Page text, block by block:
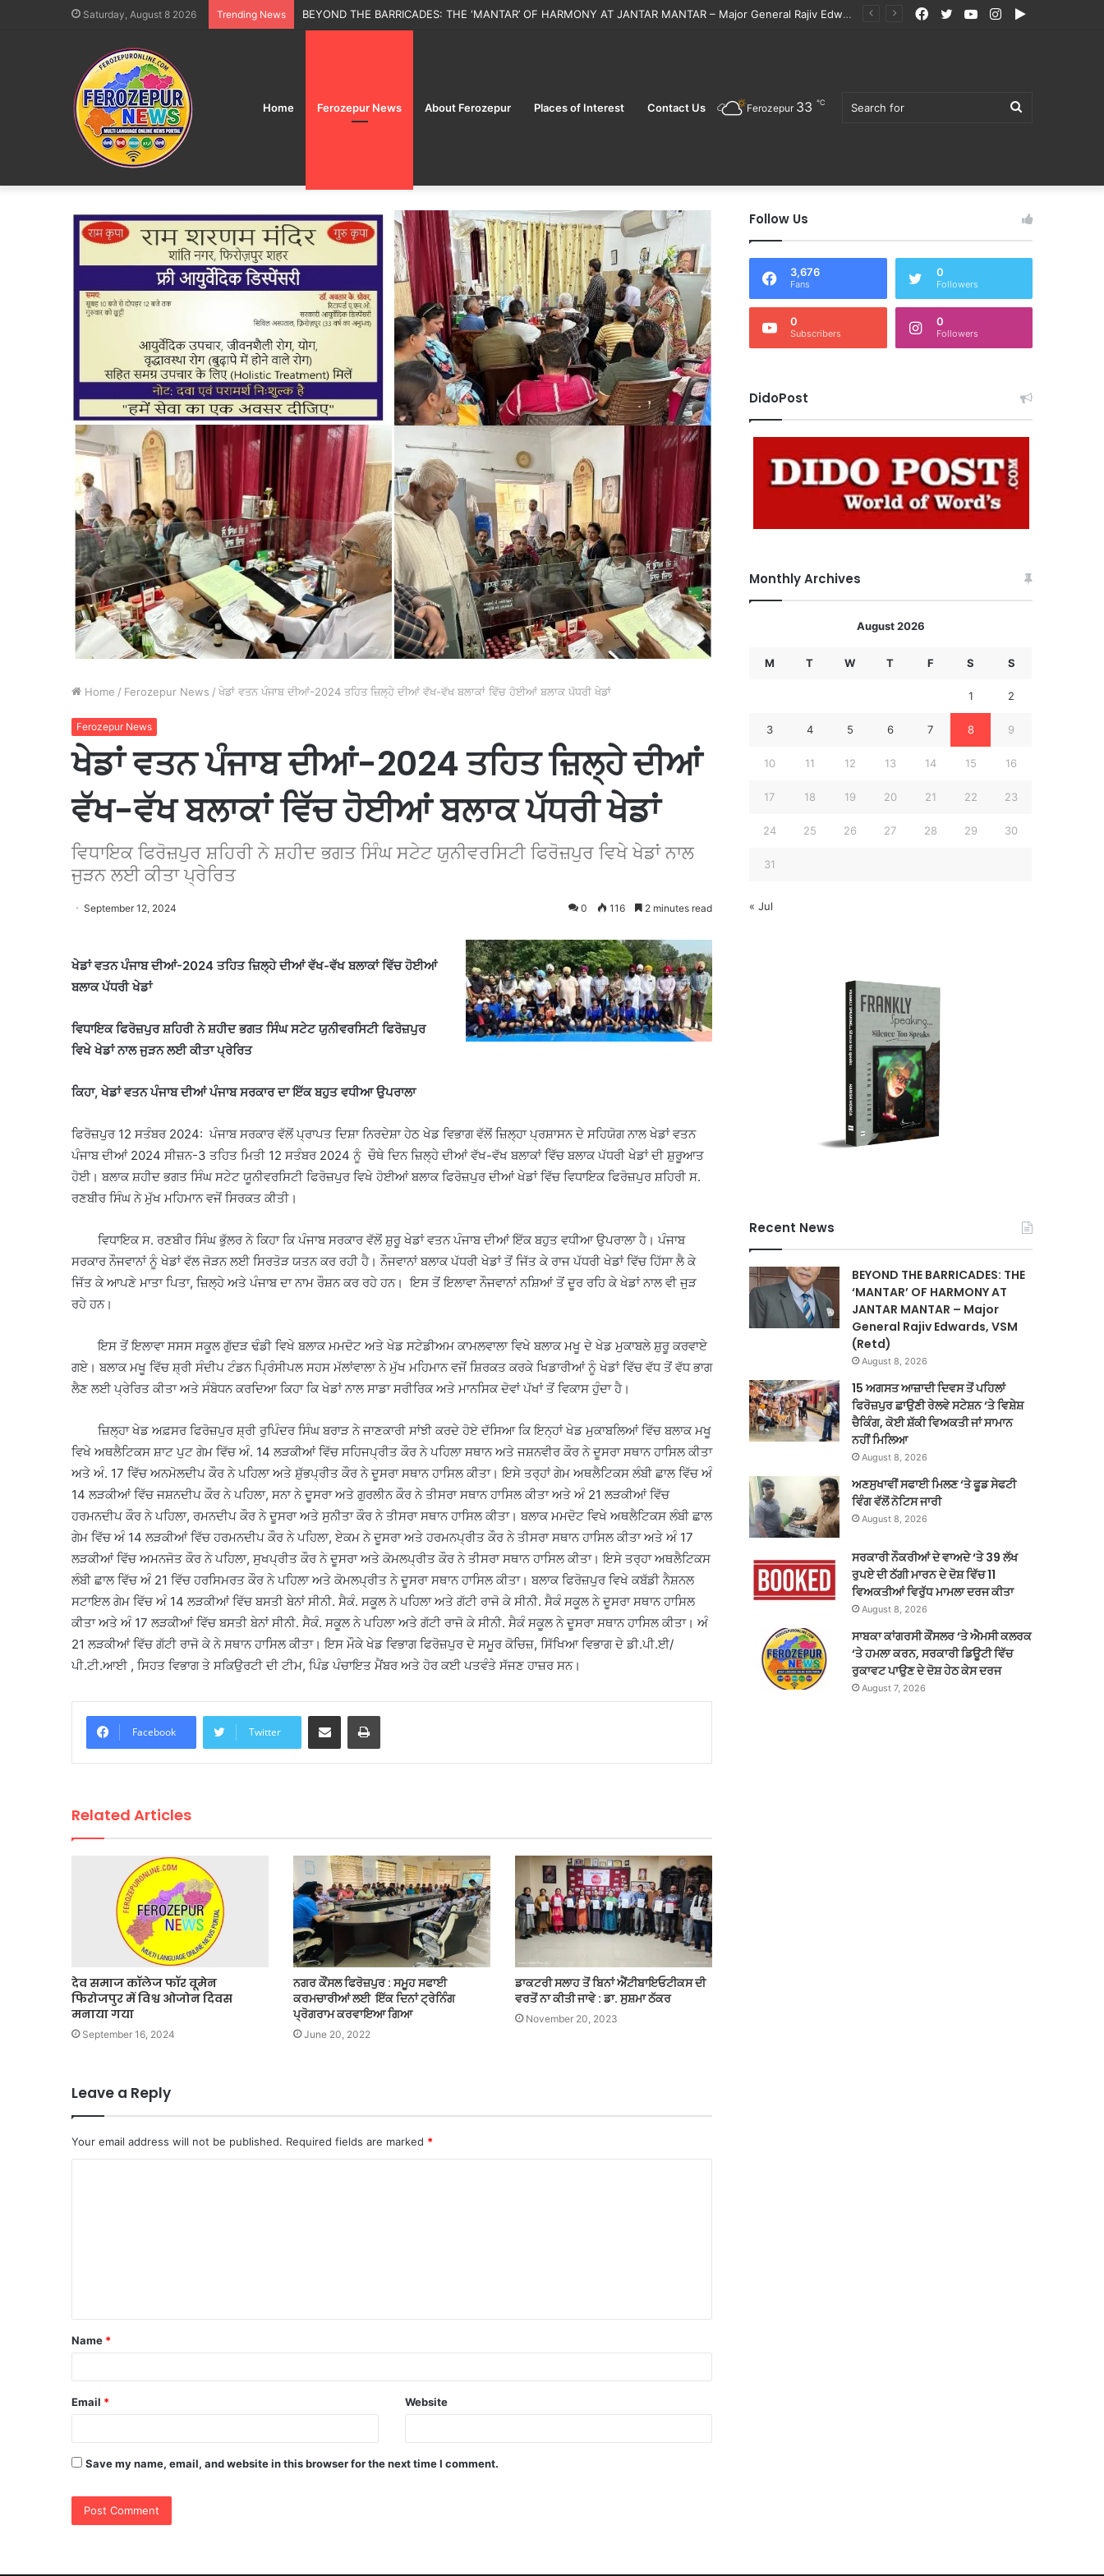
Saturday, August 8 2026 Trending News 15 ਅਗਸਤ ਆਜ਼ਾਦੀ ਦਿਵਸ ਤੋਂ ਪਹਿਲਾਂ ਫਿਰੋਜ਼ਪੁਰ ਛਾਉਣੀ ਰੇਲਵੇ ਸਟੇਸ਼ਨ ‘ਤੇ ਵਿਸ਼ੇਸ਼ ਚੈਕਿੰਗ, ਕੋਈ ਸ਼ੱਕੀ ਵਿਅਕਤੀ ਜਾਂ ਸਾਮਾਨ ਨਹੀਂ ਮਿਲਿਆ
Google
Instagram
YouTube
Twitter
Facebook
Home Ferozepur News About Ferozepur Places of Interest Contact Us Search
for
Ferozepur 33 ℃
Home / Ferozepur News / ਖੇਡਾਂ ਵਤਨ ਪੰਜਾਬ ਦੀਆਂ-2024 ਤਹਿਤ ਜ਼ਿਲ੍ਹੇ ਦੀਆਂ ਵੱਖ-ਵੱਖ ਬਲਾਕਾਂ ਵਿੱਚ ਹੋਈਆਂ ਬਲਾਕ ਪੱਧਰੀ ਖੇਡਾਂ
Ferozepur News
ਖੇਡਾਂ ਵਤਨ ਪੰਜਾਬ ਦੀਆਂ-2024 ਤਹਿਤ ਜ਼ਿਲ੍ਹੇ ਦੀਆਂ
ਵੱਖ-ਵੱਖ ਬਲਾਕਾਂ ਵਿੱਚ ਹੋਈਆਂ ਬਲਾਕ ਪੱਧਰੀ ਖੇਡਾਂ
ਵਿਧਾਇਕ ਫਿਰੋਜ਼ਪੁਰ ਸ਼ਹਿਰੀ ਨੇ ਸ਼ਹੀਦ ਭਗਤ ਸਿੰਘ ਸਟੇਟ ਯੁਨੀਵਰਸਿਟੀ ਫਿਰੋਜ਼ਪੁਰ ਵਿਖੇ ਖੇਡਾਂ ਨਾਲ
ਜੁੜਨ ਲਈ ਕੀਤਾ ਪ੍ਰੇਰਿਤ
September 12, 2024 0 116 2 minutes read
ਖੇਡਾਂ ਵਤਨ ਪੰਜਾਬ ਦੀਆਂ-2024 ਤਹਿਤ ਜ਼ਿਲ੍ਹੇ ਦੀਆਂ ਵੱਖ-ਵੱਖ ਬਲਾਕਾਂ ਵਿੱਚ ਹੋਈਆਂ
ਬਲਾਕ ਪੱਧਰੀ ਖੇਡਾਂ
ਵਿਧਾਇਕ ਫਿਰੋਜ਼ਪੁਰ ਸ਼ਹਿਰੀ ਨੇ ਸ਼ਹੀਦ ਭਗਤ ਸਿੰਘ ਸਟੇਟ ਯੁਨੀਵਰਸਿਟੀ ਫਿਰੋਜ਼ਪੁਰ
ਵਿਖੇ ਖੇਡਾਂ ਨਾਲ ਜੁੜਨ ਲਈ ਕੀਤਾ ਪ੍ਰੇਰਿਤ
ਕਿਹਾ, ਖੇਡਾਂ ਵਤਨ ਪੰਜਾਬ ਦੀਆਂ ਪੰਜਾਬ ਸਰਕਾਰ ਦਾ ਇੱਕ ਬਹੁਤ ਵਧੀਆ ਉਪਰਾਲਾ
ਫਿਰੋਜ਼ਪੁਰ 12 ਸਤੰਬਰ 2024: ਪੰਜਾਬ ਸਰਕਾਰ ਵੱਲੋਂ ਪ੍ਰਾਪਤ ਦਿਸ਼ਾ ਨਿਰਦੇਸ਼ਾ ਹੇਠ ਖੇਡ ਵਿਭਾਗ ਵੱਲੋਂ ਜ਼ਿਲ੍ਹਾ ਪ੍ਰਸ਼ਾਸਨ ਦੇ ਸਹਿਯੋਗ ਨਾਲ ਖੇਡਾਂ ਵਤਨ
ਪੰਜਾਬ ਦੀਆਂ 2024 ਸੀਜ਼ਨ-3 ਤਹਿਤ ਮਿਤੀ 12 ਸਤੰਬਰ 2024 ਨੂੰ ਚੌਥੇ ਦਿਨ ਜ਼ਿਲ੍ਹੇ ਦੀਆਂ ਵੱਖ-ਵੱਖ ਬਲਾਕਾਂ ਵਿੱਚ ਬਲਾਕ ਪੱਧਰੀ ਖੇਡਾਂ ਦੀ ਸ਼ੁਰੂਆਤ
ਹੋਈ। ਬਲਾਕ ਸ਼ਹੀਦ ਭਗਤ ਸਿੰਘ ਸਟੇਟ ਯੂਨੀਵਰਸਿਟੀ ਫਿਰੋਜ਼ਪੁਰ ਵਿਖੇ ਹੋਈਆਂ ਬਲਾਕ ਫਿਰੋਜ਼ਪੁਰ ਦੀਆਂ ਖੇਡਾਂ ਵਿੱਚ ਵਿਧਾਇਕ ਫਿਰੋਜ਼ਪੁਰ ਸ਼ਹਿਰੀ ਸ.
ਰਣਬੀਰ ਸਿੰਘ ਨੇ ਮੁੱਖ ਮਹਿਮਾਨ ਵਜੋਂ ਸਿਰਕਤ ਕੀਤੀ।
ਵਿਧਾਇਕ ਸ. ਰਣਬੀਰ ਸਿੰਘ ਭੁੱਲਰ ਨੇ ਕਿਹਾ ਕਿ ਪੰਜਾਬ ਸਰਕਾਰ ਵੱਲੋਂ ਸ਼ੁਰੂ ਖੇਡਾਂ ਵਤਨ ਪੰਜਾਬ ਦੀਆਂ ਇੱਕ ਬਹੁਤ ਵਧੀਆ ਉਪਰਾਲਾ ਹੈ। ਪੰਜਾਬ
ਸਰਕਾਰ ਨੌਜਵਾਨਾਂ ਨੂੰ ਖੇਡਾਂ ਵੱਲ ਜੋੜਨ ਲਈ ਸਿਰਤੋੜ ਯਤਨ ਕਰ ਰਹੀ ਹੈ। ਨੌਜਵਾਨਾਂ ਬਲਾਕ ਪੱਧਰੀ ਖੇਡਾਂ ਤੋਂ ਜਿੱਤ ਕੇ ਰਾਜ ਪੱਧਰੀ ਖੇਡਾਂ ਵਿੱਚ ਹਿੱਸਾ ਲੈ ਕੇ
ਜਿੱਤ ਕੇ ਆਪਣੇ ਮਾਤਾ ਪਿਤਾ, ਜ਼ਿਲ੍ਹੇ ਅਤੇ ਪੰਜਾਬ ਦਾ ਨਾਮ ਰੌਸ਼ਨ ਕਰ ਰਹੇ ਹਨ। ਇਸ ਤੋਂ ਇਲਾਵਾ ਨੌਜਵਾਨਾਂ ਨਸ਼ਿਆਂ ਤੋਂ ਦੂਰ ਰਹਿ ਕੇ ਖੇਡਾਂ ਨਾਲ ਵੀ ਜੁੜ
ਰਹੇ ਹਨ।
ਇਸ ਤੋਂ ਇਲਾਵਾ ਸਸਸ ਸਕੂਲ ਗੁੱਦੜ ਢੰਡੀ ਵਿਖੇ ਬਲਾਕ ਮਮਦੋਟ ਅਤੇ ਖੇਡ ਸਟੇਡੀਅਮ ਕਾਮਲਵਾਲਾ ਵਿਖੇ ਬਲਾਕ ਮਖੂ ਦੇ ਖੇਡ ਮੁਕਾਬਲੇ ਸ਼ੁਰੂ ਕਰਵਾਏ
ਗਏ। ਬਲਾਕ ਮਖੂ ਵਿੱਚ ਸ਼੍ਰੀ ਸੰਦੀਪ ਟੰਡਨ ਪ੍ਰਿੰਸੀਪਲ ਸਹਸ ਮੱਲਾਂਵਾਲਾ ਨੇ ਮੁੱਖ ਮਹਿਮਾਨ ਵਜੋਂ ਸ਼ਿਰਕਤ ਕਰਕੇ ਖਿਡਾਰੀਆਂ ਨੂੰ ਖੇਡਾਂ ਵਿੱਚ ਵੱਧ ਤੋਂ ਵੱਧ ਭਾਗ
ਲੈਣ ਲਈ ਪ੍ਰੇਰਿਤ ਕੀਤਾ ਅਤੇ ਸੰਬੋਧਨ ਕਰਦਿਆ ਕਿਹਾ ਕਿ ਖੇਡਾਂ ਨਾਲ ਸਾਡਾ ਸਰੀਰਿਕ ਅਤੇ ਮਾਨਸਿਕ ਦੋਵਾਂ ਪੱਖਾਂ ਤੋਂ ਵਿਕਾਸ ਹੁੰਦਾ ਹੈ।
ਜ਼ਿਲ੍ਹਾ ਖੇਡ ਅਫ਼ਸਰ ਫਿਰੋਜ਼ਪੁਰ ਸ਼੍ਰੀ ਰੁਪਿੰਦਰ ਸਿੰਘ ਬਰਾੜ ਨੇ ਜਾਣਕਾਰੀ ਸਾਂਝੀ ਕਰਦੇ ਹੋਏ ਦੱਸਿਆ ਕਿ ਇਨ੍ਹਾਂ ਖੇਡ ਮੁਕਾਬਲਿਆਂ ਵਿੱਚ ਬਲਾਕ ਮਖੂ
ਵਿਖੇ ਅਥਲੈਟਿਕਸ ਸ਼ਾਟ ਪੁਟ ਗੇਮ ਵਿੱਚ ਅੰ. 14 ਲੜਕੀਆਂ ਵਿੱਚ ਸਹਿਜਪ੍ਰੀਤ ਕੌਰ ਨੇ ਪਹਿਲਾ ਸਥਾਨ ਅਤੇ ਜਸ਼ਨਵੀਰ ਕੌਰ ਨੇ ਦੂਸਰਾ ਸਥਾਨ ਹਾਸਿਲ ਕੀਤਾ
ਅਤੇ ਅੰ. 17 ਵਿੱਚ ਅਨਮੋਲਦੀਪ ਕੌਰ ਨੇ ਪਹਿਲਾ ਅਤੇ ਸ਼ੁੱਭਪ੍ਰੀਤ ਕੌਰ ਨੇ ਦੂਸਰਾ ਸਥਾਨ ਹਾਸਿਲ ਕੀਤਾ। ਇਸੇ ਤਰ੍ਹਾਂ ਗੇਮ ਅਥਲੈਟਿਕਸ ਲੰਬੀ ਛਾਲ ਵਿੱਚ ਅੰ
14 ਲੜਕੀਆਂ ਵਿੱਚ ਜਸ਼ਨਦੀਪ ਕੌਰ ਨੇ ਪਹਿਲਾ, ਸਨਾ ਨੇ ਦੂਸਰਾ ਅਤੇ ਗੁਰਲੀਨ ਕੌਰ ਨੇ ਤੀਸਰਾ ਸਥਾਨ ਹਾਸਿਲ ਕੀਤਾ ਅਤੇ ਅੰ 21 ਲੜਕੀਆਂ ਵਿੱਚ
ਹਰਮਨਦੀਪ ਕੌਰ ਨੇ ਪਹਿਲਾ, ਰਮਨਦੀਪ ਕੌਰ ਨੇ ਦੂਸਰਾ ਅਤੇ ਸੁਨੀਤਾ ਕੌਰ ਨੇ ਤੀਸਰਾ ਸਥਾਨ ਹਾਸਿਲ ਕੀਤਾ। ਬਲਾਕ ਮਮਦੋਟ ਵਿਖੇ ਅਥਲੈਟਿਕਸ ਲੰਬੀ ਛਾਲ
ਗੇਮ ਵਿੱਚ ਅੰ 14 ਲੜਕੀਆਂ ਵਿੱਚ ਹਰਮਨਦੀਪ ਕੌਰ ਨੇ ਪਹਿਲਾ, ਏਕਮ ਨੇ ਦੂਸਰਾ ਅਤੇ ਹਰਮਨਪ੍ਰੀਤ ਕੌਰ ਨੇ ਤੀਸਰਾ ਸਥਾਨ ਹਾਸਿਲ ਕੀਤਾ ਅਤੇ ਅੰ 17
ਲੜਕੀਆਂ ਵਿੱਚ ਅਮਨਜੋਤ ਕੌਰ ਨੇ ਪਹਿਲਾ, ਸੁਖਪ੍ਰੀਤ ਕੌਰ ਨੇ ਦੂਸਰਾ ਅਤੇ ਕੋਮਲਪ੍ਰੀਤ ਕੌਰ ਨੇ ਤੀਸਰਾ ਸਥਾਨ ਹਾਸਿਲ ਕੀਤਾ। ਇਸੇ ਤਰ੍ਹਾ ਅਥਲੈਟਿਕਸ
ਲੰਬੀ ਛਾਲ ਵਿੱਚ ਅੰ 21 ਵਿੱਚ ਹਰਸਿਮਰਤ ਕੌਰ ਨੇ ਪਹਿਲਾ ਅਤੇ ਕੋਮਲਪ੍ਰੀਤ ਨੇ ਦੂਸਰਾ ਸਥਾਨ ਹਾਸਿਲ ਕੀਤਾ। ਬਲਾਕ ਫਿਰੋਜ਼ਪੁਰ ਵਿਖੇ ਕਬੱਡੀ ਨੈਸ਼ਨਲ
ਸਟਾਇਲ ਗੇਮ ਵਿੱਚ ਅੰ 14 ਲੜਕੀਆਂ ਵਿੱਚ ਬਸਤੀ ਬੇਨਾਂ ਸੀਨੀ. ਸੈਕੰ. ਸਕੂਲ ਨੇ ਪਹਿਲਾ ਅਤੇ ਗੱਟੀ ਰਾਜੋ ਕੇ ਸੀਨੀ. ਸੈਕੰ ਸਕੂਲ ਨੇ ਦੂਸਰਾ ਸਥਾਨ ਹਾਸਿਲ
ਕੀਤਾ ਅਤੇ ਅੰ 17 ਲੜਕੀਆਂ ਵਿੱਚ ਬਸਤੀ ਬੇਨਾਂ ਸੀਨੀ. ਸੈਕੰ. ਸਕੂਲ ਨੇ ਪਹਿਲਾ ਅਤੇ ਗੱਟੀ ਰਾਜੋ ਕੇ ਸੀਨੀ. ਸੈਕੰ ਸਕੂਲ ਨੇ ਦੂਸਰਾ ਸਥਾਨ ਹਾਸਿਲ ਕੀਤਾ। ਅੰ
21 ਲੜਕੀਆਂ ਵਿੱਚ ਗੱਟੀ ਰਾਜੋ ਕੇ ਨੇ ਸਥਾਨ ਹਾਸਿਲ ਕੀਤਾ। ਇਸ ਮੌਕੇ ਖੇਡ ਵਿਭਾਗ ਫਿਰੋਜ਼ਪੁਰ ਦੇ ਸਮੂਰ ਕੋਚਿਜ਼, ਸਿੱਖਿਆ ਵਿਭਾਗ ਦੇ ਡੀ.ਪੀ.ਈ/
ਪੀ.ਟੀ.ਆਈ , ਸਿਹਤ ਵਿਭਾਗ ਤੇ ਸਕਿਉਰਟੀ ਦੀ ਟੀਮ, ਪਿੰਡ ਪੰਚਾਇਤ ਮੈਂਬਰ ਅਤੇ ਹੋਰ ਕਈ ਪਤਵੰਤੇ ਸੱਜਣ ਹਾਜ਼ਰ ਸਨ।
Facebook Twitter
Share via Email Print
Related Articles
देव समाज कॉलेज फॉर वूमेन
फिरोजपुर में विश्व ओजोन दिवस
मनाया गया
September 16, 2024
ਨਗਰ ਕੌਂਸਲ ਫਿਰੋਜ਼ਪੁਰ : ਸਮੂਹ ਸਫਾਈ
ਕਰਮਚਾਰੀਆਂ ਲਈ ਇੱਕ ਦਿਨਾਂ ਟ੍ਰੇਨਿੰਗ
ਪ੍ਰੋਗਰਾਮ ਕਰਵਾਇਆ ਗਿਆ
June 20, 2022
ਡਾਕਟਰੀ ਸਲਾਹ ਤੋਂ ਬਿਨਾਂ ਐਂਟੀਬਾਇਓਟੀਕਸ ਦੀ
ਵਰਤੋਂ ਨਾ ਕੀਤੀ ਜਾਵੇ : ਡਾ. ਸੁਸ਼ਮਾ ਠੱਕਰ
November 20, 2023
Leave a Reply
Your email address will not be published. Required fields are marked *
t
*
Name *
Email * Website
Save my name, email, and website in this browser for the next time I comment.
Follow Us
3,676
Fans
0
Followers
0
Subscribers
0
Followers
DidoPost
Monthly Archives
August 2026
M T W T F S S
1 2
3 4 5 6 7 8 9
10 11 12 13 14 15 16
17 18 19 20 21 22 23
24 25 26 27 28 29 30
31
« Jul
Recent News
BEYOND THE BARRICADES: THE
‘MANTAR’ OF HARMONY AT
JANTAR MANTAR – Major
General Rajiv Edwards, VSM
(Retd)
August 8, 2026
15 ਅਗਸਤ ਆਜ਼ਾਦੀ ਦਿਵਸ ਤੋਂ ਪਹਿਲਾਂ
ਫਿਰੋਜ਼ਪੁਰ ਛਾਉਣੀ ਰੇਲਵੇ ਸਟੇਸ਼ਨ ‘ਤੇ ਵਿਸ਼ੇਸ਼
ਚੈਕਿੰਗ, ਕੋਈ ਸ਼ੱਕੀ ਵਿਅਕਤੀ ਜਾਂ ਸਾਮਾਨ
ਨਹੀਂ ਮਿਲਿਆ
August 8, 2026
ਅਣਸੁਖਾਵੀਂ ਸਫਾਈ ਮਿਲਣ ‘ਤੇ ਫੂਡ ਸੇਫਟੀ
ਵਿੰਗ ਵੱਲੋਂ ਨੋਟਿਸ ਜਾਰੀ
August 8, 2026
ਸਰਕਾਰੀ ਨੌਕਰੀਆਂ ਦੇ ਵਾਅਦੇ ‘ਤੇ 39 ਲੱਖ
ਰੁਪਏ ਦੀ ਠੱਗੀ ਮਾਰਨ ਦੇ ਦੋਸ਼ ਵਿੱਚ 11
ਵਿਅਕਤੀਆਂ ਵਿਰੁੱਧ ਮਾਮਲਾ ਦਰਜ ਕੀਤਾ
August 8, 2026
ਸਾਬਕਾ ਕਾਂਗਰਸੀ ਕੌਂਸਲਰ ‘ਤੇ ਐਮਸੀ ਕਲਰਕ
‘ਤੇ ਹਮਲਾ ਕਰਨ, ਸਰਕਾਰੀ ਡਿਊਟੀ ਵਿੱਚ
ਰੁਕਾਵਟ ਪਾਉਣ ਦੇ ਦੋਸ਼ ਹੇਠ ਕੇਸ ਦਰਜ
August 7, 2026